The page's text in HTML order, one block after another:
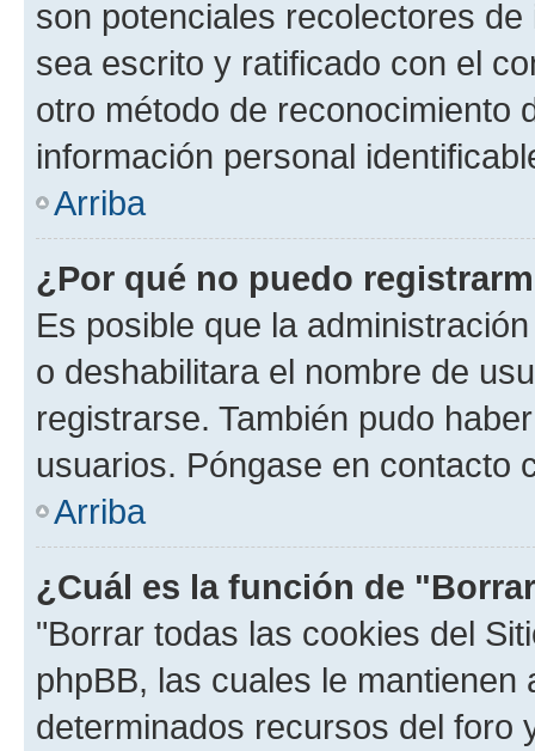
son potenciales recolectores
sea escrito y ratificado con el
otro método de reconocimiento
información personal
Arriba
¿Por qué no puedo
Es posible que la
o deshabilitara el nombre de
registrarse. También pudo
usuarios. Póngase en contacto
Arriba
¿Cuál es la función de
"Borrar todas las cookies del
phpBB, las cuales le
determinados recursos del foro